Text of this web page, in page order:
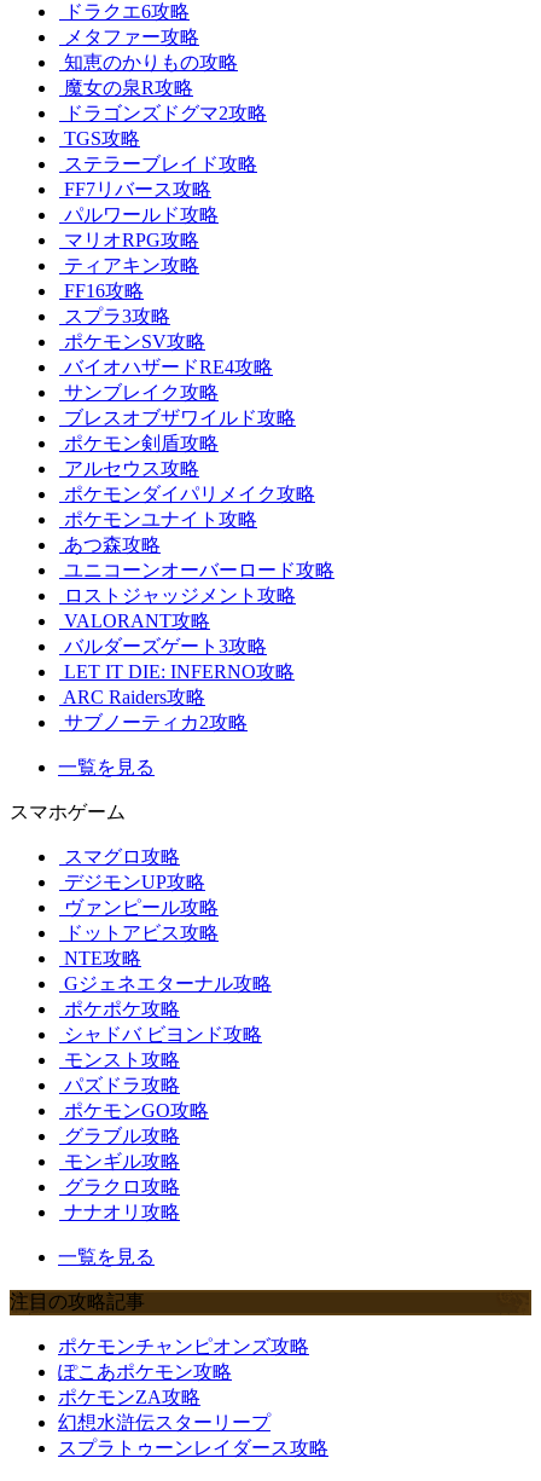
ドラクエ6攻略
メタファー攻略
知恵のかりもの攻略
魔女の泉R攻略
ドラゴンズドグマ2攻略
TGS攻略
ステラーブレイド攻略
FF7リバース攻略
パルワールド攻略
マリオRPG攻略
ティアキン攻略
FF16攻略
スプラ3攻略
ポケモンSV攻略
バイオハザードRE4攻略
サンブレイク攻略
ブレスオブザワイルド攻略
ポケモン剣盾攻略
アルセウス攻略
ポケモンダイパリメイク攻略
ポケモンユナイト攻略
あつ森攻略
ユニコーンオーバーロード攻略
ロストジャッジメント攻略
VALORANT攻略
バルダーズゲート3攻略
LET IT DIE: INFERNO攻略
ARC Raiders攻略
サブノーティカ2攻略
一覧を見る
スマホゲーム
スマグロ攻略
デジモンUP攻略
ヴァンピール攻略
ドットアビス攻略
NTE攻略
Gジェネエターナル攻略
ポケポケ攻略
シャドバ ビヨンド攻略
モンスト攻略
パズドラ攻略
ポケモンGO攻略
グラブル攻略
モンギル攻略
グラクロ攻略
ナナオリ攻略
一覧を見る
注目の攻略記事
ポケモンチャンピオンズ攻略
ぽこあポケモン攻略
ポケモンZA攻略
幻想水滸伝スターリープ
スプラトゥーンレイダース攻略